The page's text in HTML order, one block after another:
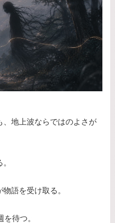
地上波ならではのよさが
語を受け取る。
待つ。